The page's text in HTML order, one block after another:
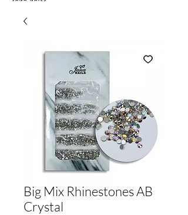
Big Mix Rhinestones AB
Crystal